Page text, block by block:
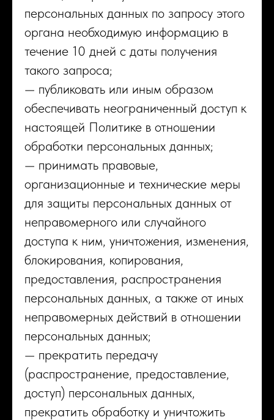
персональных данных по запросу этого
органа необходимую информацию в
течение 10 дней с даты получения
такого запроса;
— публиковать или иным образом
обеспечивать неограниченный доступ к
настоящей Политике в отношении
обработки персональных данных;
— принимать правовые,
организационные и технические меры
для защиты персональных данных от
неправомерного или случайного
доступа к ним, уничтожения, изменения,
блокирования, копирования,
предоставления, распространения
персональных данных, а также от иных
неправомерных действий в отношении
персональных данных;
— прекратить передачу
(распространение, предоставление,
доступ) персональных данных,
прекратить обработку и уничтожить